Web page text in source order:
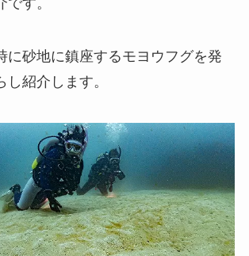
に砂地に鎮座するモヨウフグを発
し紹介します。